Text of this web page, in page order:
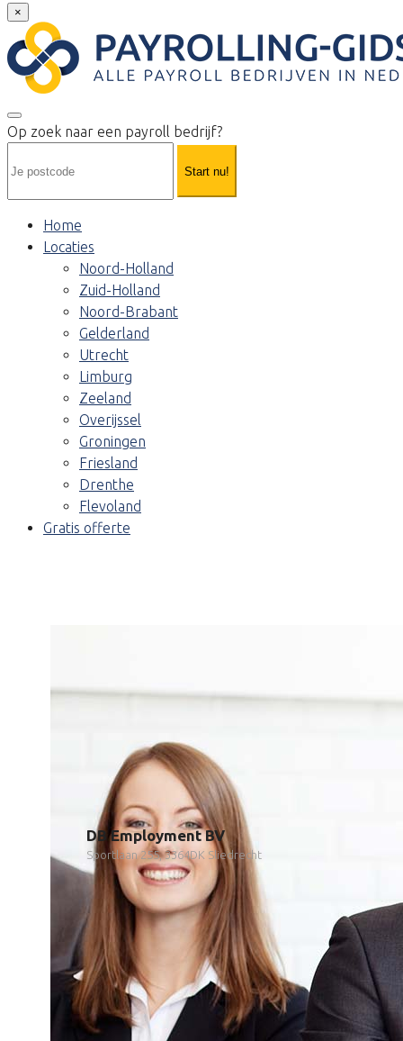
×
Op zoek naar een payroll bedrijf?
Start nu!
Home
Locaties
Noord-Holland
Zuid-Holland
Noord-Brabant
Gelderland
Utrecht
Limburg
Zeeland
Overijssel
Groningen
Friesland
Drenthe
Flevoland
Gratis offerte
DB Employment BV
Sportlaan 255, 3364DK Sliedrecht